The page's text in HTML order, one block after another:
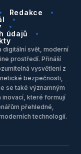
Redakce
údajů
digitální svět, moderní
prostředí. Přináší
vysvětlení z
bezpečnosti,
se také významným
inovací, které formují
přehledné,
technologií.